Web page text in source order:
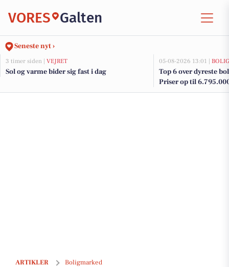
VORES Galten
Seneste nyt ›
3 timer siden | VEJRET
Sol og varme bider sig fast i dag
05-08-2026 13:01 |
Top 6 over dyreste
Priser op til
ARTIKLER Boligmarked
Nordmarksvej 5 og 1 anden boliger er kommet til salg denne uge i